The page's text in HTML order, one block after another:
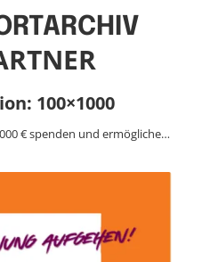
100×1000
€ spenden und ermögliche…